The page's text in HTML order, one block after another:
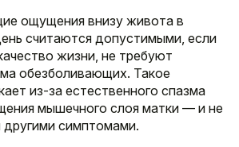
ощущения внизу живота в
считаются допустимыми, если
жизни, не требуют
обезболивающих. Такое
из-за естественного спазма
мышечного слоя матки — и не
симптомами.